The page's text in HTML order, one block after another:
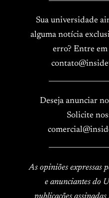
Sua universidade
alguma notícia
erro? Entre
Deseja anunciar
Solicite
As opiniões expressas
e anunciantes do